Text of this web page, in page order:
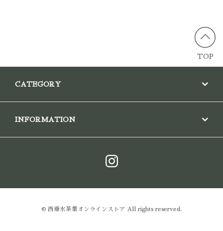
TOP
CATEGORY
INFORMATION
© 西垂水茶業オンラインストア All rights reserved.